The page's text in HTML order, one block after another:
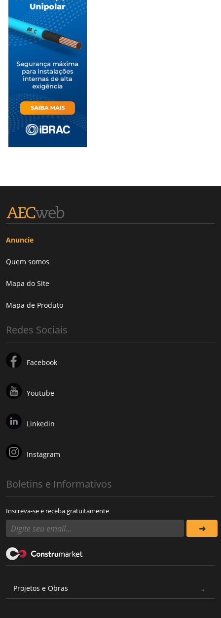
Anuncie
Quem somos
Mapa do Site
Mapa de Produto
Redes Sociais
Facebook
Youtube
Linkedin
Instagram
Boletins e Informativos
Inscreva-se e receba gratuitamente
Projetos e Obras